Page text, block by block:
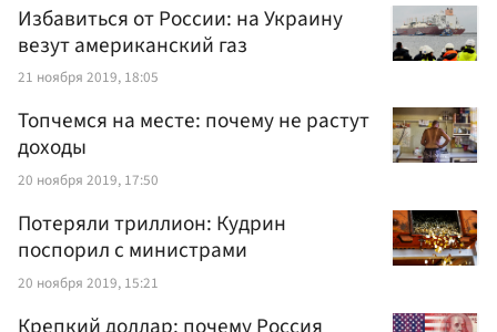
Избавиться от России: на Украину
везут американский газ
21 ноября 2019, 18:05
Топчемся на месте: почему не растут
доходы
20 ноября 2019, 17:50
Потеряли триллион: Кудрин
поспорил с министрами
20 ноября 2019, 15:21